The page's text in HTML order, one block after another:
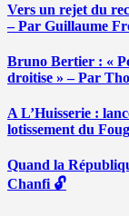
Vers un rejet du
– Par Guillaume
Bruno Bertier : «
droitise » – Par
A L’Huisserie :
lotissement du
Quand la
Chanfi 🔓